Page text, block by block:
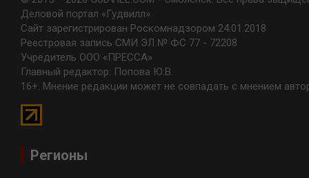
Деловой портал «Гудвилл»
Сайт зарегистрирован Роскомнадзором 24.01.2018
Реестровая запись СМИ ЭЛ № ФС 77 - 72208
Учредитель ООО «ПРЕССА»
Главный редактор: Попова Ю.В.
16+. Мнение редакции может не совпадать с мнением
Регионы